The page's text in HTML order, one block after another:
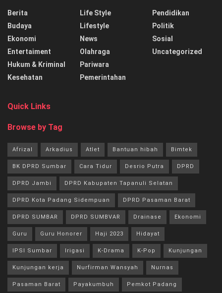
Berita
Budaya
Ekonomi
Entertaiment
Hukum & Kriminal
Kesehatan
Life Style
Lifestyle
News
Olahraga
Pariwara
Pemerintahan
Pendidikan
Politik
Sosial
Uncategorized
Quick Links
Browse by Tag
Afrizal Arkadius Atlet Bantuan hibah Bimtek
BK DPRD Sumbar Cara Tidur Desrio Putra DPRD
DPRD Jambi DPRD Kabupaten Tapanuli Selatan
DPRD Kota Padang Sidempuan DPRD Pasaman Barat
DPRD SUMBAR DPRD SUMBVAR Drainase Ekonomi
Guru Guru Honorer Haji 2023 Hidayat
IPSI Sumbar Irigasi K-Drama K-Pop Kunjungan
Kunjungan kerja Nurfirman Wansyah Nurnas
Pasaman Barat Payakumbuh Pemkot Padang